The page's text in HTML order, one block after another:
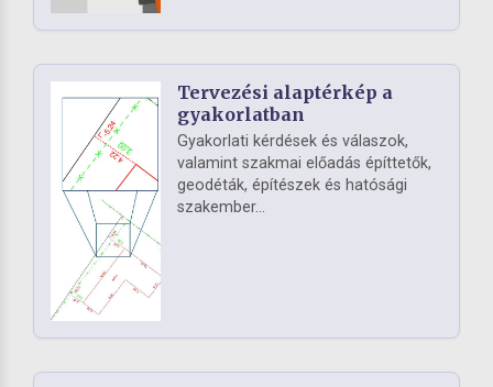
Tervezési alaptérkép a
gyakorlatban
Gyakorlati kérdések és válaszok,
valamint szakmai előadás építtetők,
geodéták, építészek és hatósági
szakember...